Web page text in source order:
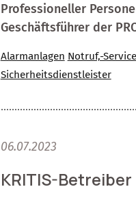
Professioneller
Geschäftsführer der
Alarmanlagen Notruf,-
Sicherheitsdienstleister
06.07.2023
KRITIS-